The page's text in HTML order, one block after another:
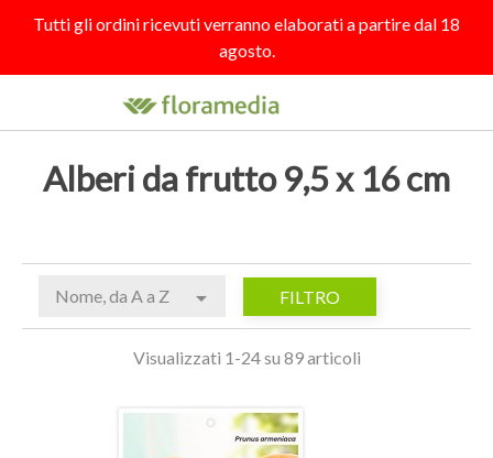
Tutti gli ordini ricevuti verranno elaborati a partire dal 18
agosto.
Alberi da frutto 9,5 x 16 cm
Nome, da A a Z  FILTRO
Visualizzati 1-24 su 89 articoli